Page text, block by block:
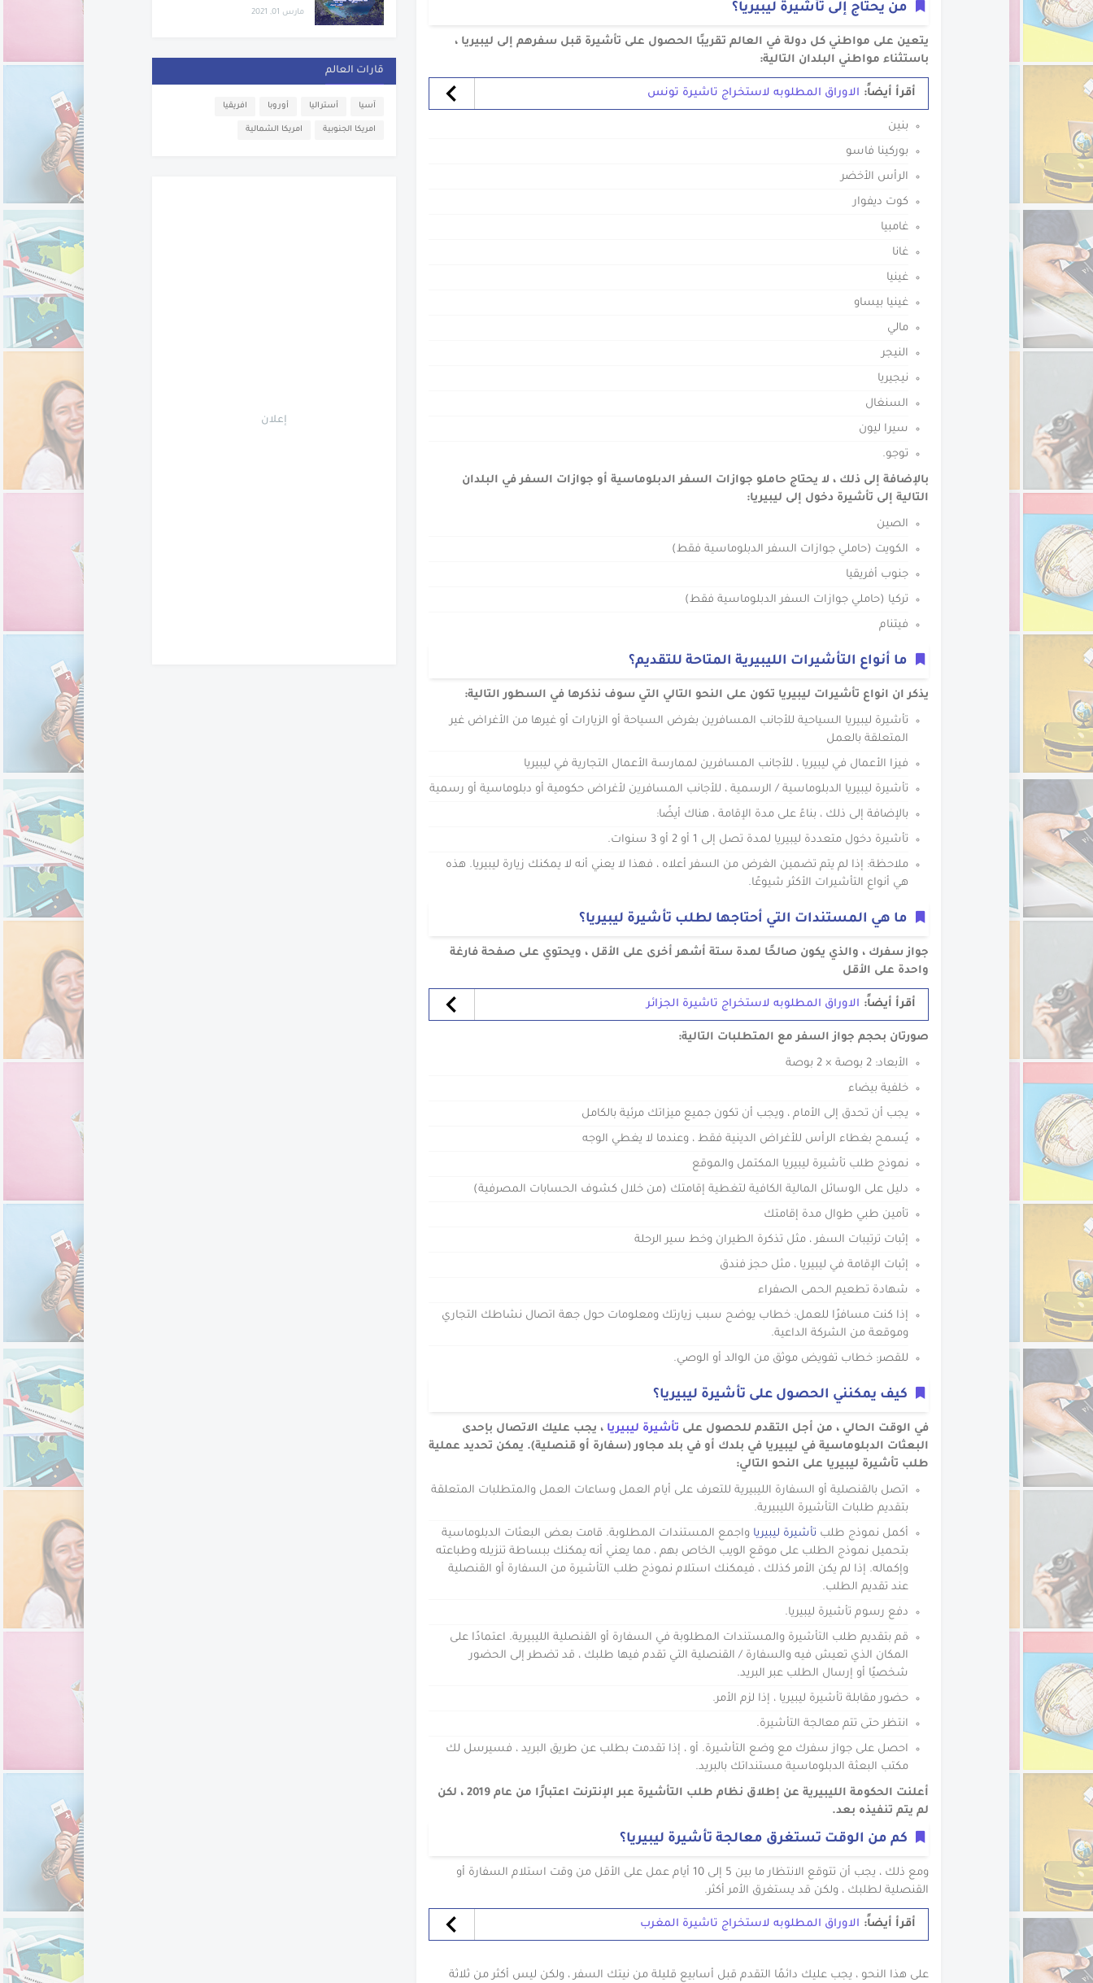
من يحتاج إلى تأشيرة ليبيريا؟
يتعين على مواطني كل دولة في العالم تقريبًا الحصول على تأشيرة قبل سفرهم إلى ليبيريا ،
باستثناء مواطني البلدان التالية:
أقرأ أيضاً: الاوراق المطلوبه لاستخراج تاشيرة تونس
بنين
بوركينا فاسو
الرأس الأخضر
كوت ديفوار
غامبيا
غانا
غينيا
غينيا بيساو
مالي
النيجر
نيجيريا
السنغال
سيرا ليون
توجو.
بالإضافة إلى ذلك ، لا يحتاج حاملو جوازات السفر الدبلوماسية أو جوازات السفر في البلدان
التالية إلى تأشيرة دخول إلى ليبيريا:
الصين
الكويت (حاملي جوازات السفر الدبلوماسية فقط)
جنوب أفريقيا
تركيا (حاملي جوازات السفر الدبلوماسية فقط)
فيتنام
ما أنواع التأشيرات الليبيرية المتاحة للتقديم؟
يذكر ان انواع تأشيرات ليبيريا تكون على النحو التالي التي سوف نذكرها في السطور التالية:
تأشيرة ليبيريا السياحية للأجانب المسافرين بغرض السياحة أو الزيارات أو غيرها من الأغراض غير
المتعلقة بالعمل
فيزا الأعمال في ليبيريا ، للأجانب المسافرين لممارسة الأعمال التجارية في ليبيريا
تأشيرة ليبيريا الدبلوماسية / الرسمية ، للأجانب المسافرين لأغراض حكومية أو دبلوماسية أو رسمية
بالإضافة إلى ذلك ، بناءً على مدة الإقامة ، هناك أيضًا:
تأشيرة دخول متعددة ليبيريا لمدة تصل إلى 1 أو 2 أو 3 سنوات.
ملاحظة: إذا لم يتم تضمين الغرض من السفر أعلاه ، فهذا لا يعني أنه لا يمكنك زيارة ليبيريا. هذه
هي أنواع التأشيرات الأكثر شيوعًا.
ما هي المستندات التي أحتاجها لطلب تأشيرة ليبيريا؟
جواز سفرك ، والذي يكون صالحًا لمدة ستة أشهر أخرى على الأقل ، ويحتوي على صفحة فارغة
واحدة على الأقل
أقرأ أيضاً: الاوراق المطلوبه لاستخراج تاشيرة الجزائر
صورتان بحجم جواز السفر مع المتطلبات التالية:
الأبعاد: 2 بوصة × 2 بوصة
خلفية بيضاء
يجب أن تحدق إلى الأمام ، ويجب أن تكون جميع ميزاتك مرئية بالكامل
يُسمح بغطاء الرأس للأغراض الدينية فقط ، وعندما لا يغطي الوجه
نموذج طلب تأشيرة ليبيريا المكتمل والموقع
دليل على الوسائل المالية الكافية لتغطية إقامتك (من خلال كشوف الحسابات المصرفية)
تأمين طبي طوال مدة إقامتك
إثبات ترتيبات السفر ، مثل تذكرة الطيران وخط سير الرحلة
إثبات الإقامة في ليبيريا ، مثل حجز فندق
شهادة تطعيم الحمى الصفراء
إذا كنت مسافرًا للعمل: خطاب يوضح سبب زيارتك ومعلومات حول جهة اتصال نشاطك التجاري
وموقعة من الشركة الداعية.
للقصر: خطاب تفويض موثق من الوالد أو الوصي.
كيف يمكنني الحصول على تأشيرة ليبيريا؟
في الوقت الحالي ، من أجل التقدم للحصول على تأشيرة ليبيريا ، يجب عليك الاتصال بإحدى
البعثات الدبلوماسية في ليبيريا في بلدك أو في بلد مجاور (سفارة أو قنصلية). يمكن تحديد عملية
طلب تأشيرة ليبيريا على النحو التالي:
اتصل بالقنصلية أو السفارة الليبيرية للتعرف على أيام العمل وساعات العمل والمتطلبات المتعلقة
بتقديم طلبات التأشيرة الليبيرية.
أكمل نموذج طلب تأشيرة ليبيريا واجمع المستندات المطلوبة. قامت بعض البعثات الدبلوماسية
بتحميل نموذج الطلب على موقع الويب الخاص بهم ، مما يعني أنه يمكنك ببساطة تنزيله وطباعته
وإكماله. إذا لم يكن الأمر كذلك ، فيمكنك استلام نموذج طلب التأشيرة من السفارة أو القنصلية
عند تقديم الطلب.
دفع رسوم تأشيرة ليبيريا.
قم بتقديم طلب التأشيرة والمستندات المطلوبة في السفارة أو القنصلية الليبيرية. اعتمادًا على
المكان الذي تعيش فيه والسفارة / القنصلية التي تقدم فيها طلبك ، قد تضطر إلى الحضور
شخصيًا أو إرسال الطلب عبر البريد.
حضور مقابلة تأشيرة ليبيريا ، إذا لزم الأمر.
انتظر حتى تتم معالجة التأشيرة.
احصل على جواز سفرك مع وضع التأشيرة. أو ، إذا تقدمت بطلب عن طريق البريد ، فسيرسل لك
مكتب البعثة الدبلوماسية مستنداتك بالبريد.
أعلنت الحكومة الليبيرية عن إطلاق نظام طلب التأشيرة عبر الإنترنت اعتبارًا من عام 2019 ، لكن
لم يتم تنفيذه بعد.
كم من الوقت تستغرق معالجة تأشيرة ليبيريا؟
ومع ذلك ، يجب أن تتوقع الانتظار ما بين 5 إلى 10 أيام عمل على الأقل من وقت استلام السفارة أو
القنصلية لطلبك ، ولكن قد يستغرق الأمر أكثر.
أقرأ أيضاً: الاوراق المطلوبه لاستخراج تاشيرة المغرب
على هذا النحو ، يجب عليك دائمًا التقدم قبل أسابيع قليلة من نيتك السفر ، ولكن ليس أكثر من ثلاثة
مارس 01, 2021
قارات العالم
آسيا أستراليا أوروبا افريقيا
امريكا الجنوبية امريكا الشمالية
إعلان